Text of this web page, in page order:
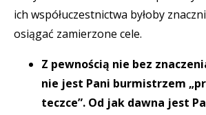
ich współuczestnictwa byłoby
osiągać zamierzone cele.
Z pewnością nie bez
nie jest Pani burmistrzem
teczce”. Od jak dawna jest